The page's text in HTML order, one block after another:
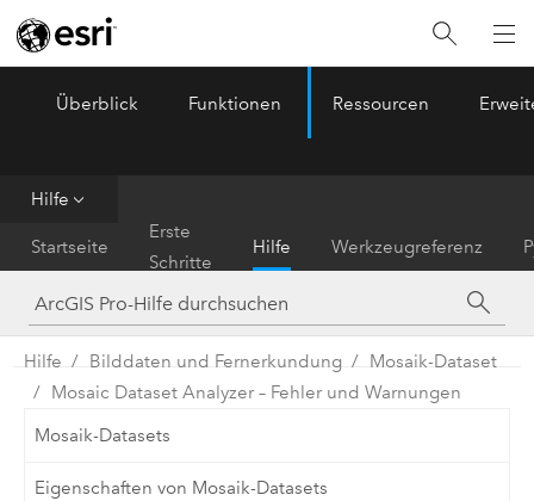
ArcGIS Pro
Überblick Funktionen Ressourcen
Hilfe
Startseite
Erste
Schritte
Hilfe Werkzeugreferenz
Hilfe Bilddaten und Fernerkundung
Mosaik-Dataset
Mosaic Dataset Analyzer – Fehler und Warnungen
Mosaik-Datasets
Eigenschaften von Mosaik-Datasets